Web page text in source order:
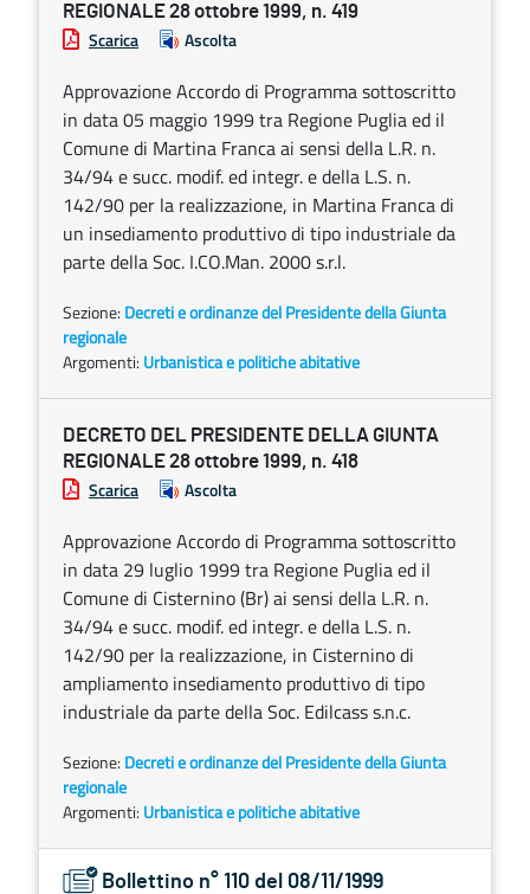
REGIONALE 28 ottobre 1999, n. 419
Scarica Ascolta
Approvazione Accordo di Programma sottoscritto
in data 05 maggio 1999 tra Regione Puglia ed il
Comune di Martina Franca ai sensi della L.R. n.
34/94 e succ. modif. ed integr. e della L.S. n.
142/90 per la realizzazione, in Martina Franca di
un insediamento produttivo di tipo industriale da
parte della Soc. I.CO.Man. 2000 s.r.l.
Sezione: Decreti e ordinanze del Presidente della Giunta
regionale
Argomenti: Urbanistica e politiche abitative
DECRETO DEL PRESIDENTE DELLA GIUNTA
REGIONALE 28 ottobre 1999, n. 418
Scarica Ascolta
Approvazione Accordo di Programma sottoscritto
in data 29 luglio 1999 tra Regione Puglia ed il
Comune di Cisternino (Br) ai sensi della L.R. n.
34/94 e succ. modif. ed integr. e della L.S. n.
142/90 per la realizzazione, in Cisternino di
ampliamento insediamento produttivo di tipo
industriale da parte della Soc. Edilcass s.n.c.
Sezione: Decreti e ordinanze del Presidente della Giunta
regionale
Argomenti: Urbanistica e politiche abitative
Bollettino n° 110 del 08/11/1999